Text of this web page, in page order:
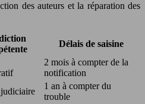
des auteurs et la réparation des
Délais de saisine
2 mois à compter de la
notification
1 an à compter du
trouble